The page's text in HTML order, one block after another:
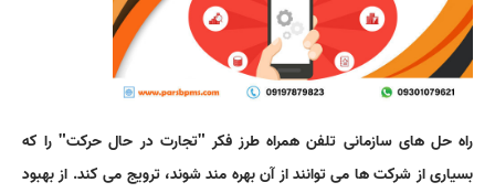
مشاوره، تحلیل و مدلسازی فرآیندها با استاندارد BPMN2.0
درخواست جلسه دمو و مشاوره BPMS
آموزش مدلسازی فرآیند حوزه محصولات نفتی در ورژن 4 نرم افزار ProcessMaker
آموزش پیاده سازی یک فرآیند ساختمانی در نرم افزار ProcessMaker
آموزش مدلسازی فرآیند پرداخت وجه کشتی در نرم افزار ProcessMaker
آموزش مدلسازی فرآیند درخواست ماموریت در نرم افزار Bizagi
آموزش مدلسازی فرآیند اعلام سفارش صادرات در نرم افزار Bizagi
پیاده سازی و ساخت فرآیند در BPMS
هوش تجاری و فرآیندکاوی
درخواست جلسه دمو و مشاوره BPM
راه حل های سازمانی تلفن همراه طرز فکر "تجارت در حال حرکت" را که
بسیاری از شرکت ها می توانند از آن بهره مند شوند، ترویج می کند. از بهبود